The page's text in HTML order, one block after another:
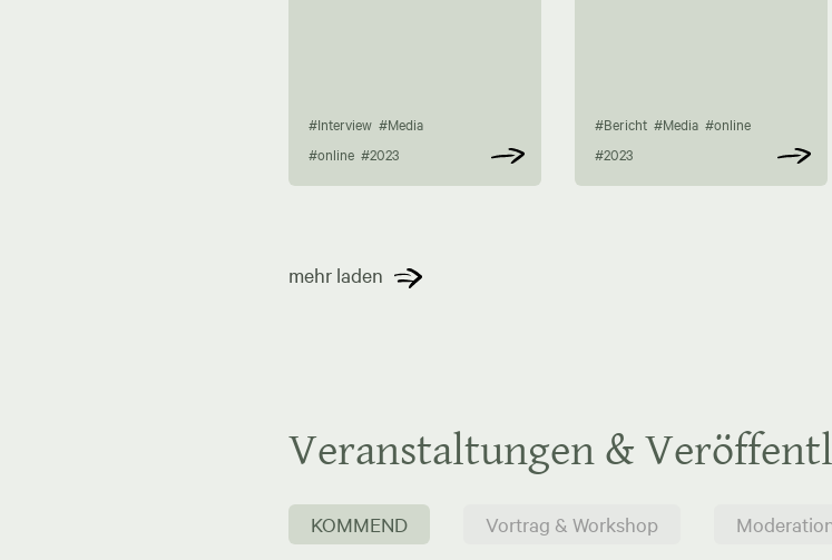
#Interview #Media
#online #2023
#Bericht #Media #online
#2023
mehr laden
Veranstaltungen &
KOMMEND Vortrag & Workshop